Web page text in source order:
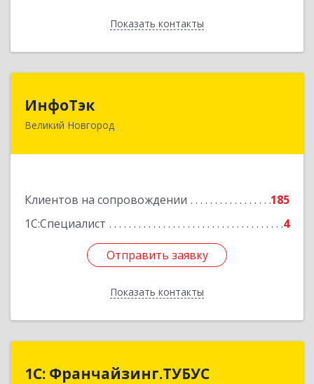
Показать контакты
Назад
ИнфоТэк
Великий Новгород
Клиентов на сопровождении
185
1С:Специалист
4
Отправить заявку
Показать контакты
173003, Новгородская обл, Великий Новгород
Отправить заявку
Назад
1С: Франчайзинг.ТУБУС
1С: Франчайзинг.ТУБУС